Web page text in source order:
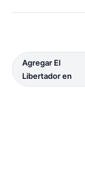
Agregar El
Libertador en